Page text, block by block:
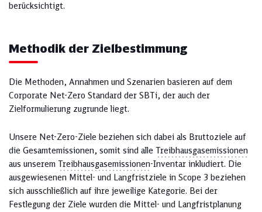
berücksichtigt.
Methodik der Zielbestimmung
Die Methoden, Annahmen und Szenarien basieren auf dem
Corporate Net-Zero Standard der SBTi, der auch der
Zielformulierung zugrunde liegt.
Unsere Net-Zero-Ziele beziehen sich dabei als Bruttoziele auf
die Gesamtemissionen, somit sind alle Treibhausgasemissionen
aus unserem Treibhausgasemissionen-Inventar inkludiert. Die
ausgewiesenen Mittel- und Langfristziele in Scope 3 beziehen
sich ausschließlich auf ihre jeweilige Kategorie. Bei der
Festlegung der Ziele wurden die Mittel- und Langfristplanung